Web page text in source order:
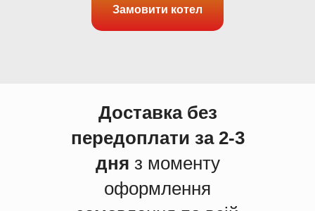
Замовити котел
Доставка без
передоплати за 2-3
дня з моменту
оформлення